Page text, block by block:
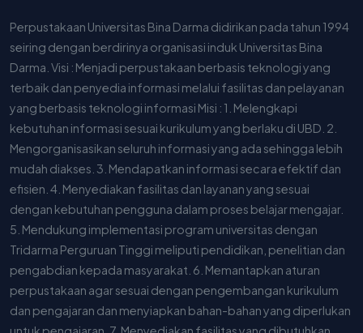
Perpustakaan Universitas Bina Darma didirikan pada tahun 1994
seiring dengan berdirinya organisasi induk Universitas Bina
Darma. Visi : Menjadi perpustakaan berbasis teknologi yang
terbaik dan penyedia informasi melalui fasilitas dan pelayanan
yang berbasis teknologi informasi Misi : 1. Melengkapi
kebutuhan informasi sesuai kurikulum yang berlaku di UBD. 2.
Mengorganisasikan seluruh informasi yang ada sehingga lebih
mudah diakses. 3. Mendapatkan informasi secara efektif dan
efisien. 4. Menyediakan fasilitas dan layanan yang sesuai
dengan kebutuhan pengguna dalam proses belajar mengajar.
5. Mendukung implementasi program universitas dengan
Tridarma Perguruan Tinggi meliputi pendidikan, penelitian dan
pengabdian kepada masyarakat. 6. Memantapkan aturan
perpustakaan agar sesuai dengan pengembangan kurikulum
dan pengajaran dan menyiapkan bahan-bahan yang diperlukan